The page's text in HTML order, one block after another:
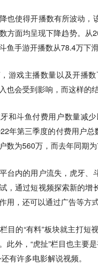
也使得开播数有所波动
方面均呈现下降趋势。从
鱼手游开播数从78.4万下
游戏主播数量以及开播
也会受到影响，而这样的
和斗鱼付费用户数量减
年第三季度的付费用户
数为560万，而去年同期为
台内的用户流失，虎牙、
，通过短视频探索新的增
用，还可以通过广告等方
目的“有料”板块就主打
此外，“虎扯”栏目也主要
有许多电影解说视频。